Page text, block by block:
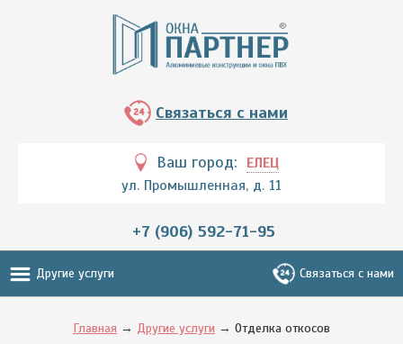
Связаться с нами
Ваш город: ЕЛЕЦ
ул. Промышленная, д. 11
+7 (906) 592-71-95
Другие услуги Связаться с нами
Главная → Другие услуги → Отделка откосов